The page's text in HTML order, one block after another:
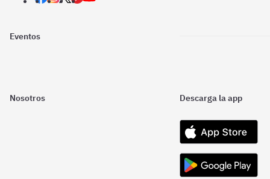
Eventos
Nosotros Descarga la app